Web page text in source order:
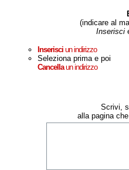
(indicare al
Inserisci
Inserisciun indirizzo
Seleziona prima e poi
Cancellaun indirizzo
Scrivi,
alla pagina